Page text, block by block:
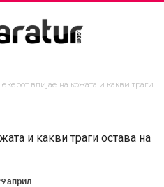
влијае на кожата и какви траги
и какви траги остава на
април